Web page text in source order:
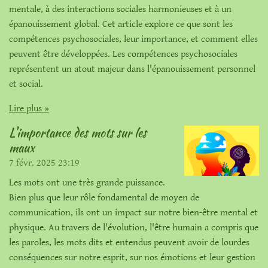
mentale, à des interactions sociales harmonieuses et à un
épanouissement global. Cet article explore ce que sont les
compétences psychosociales, leur importance, et comment elles
peuvent être développées. Les compétences psychosociales
représentent un atout majeur dans l'épanouissement personnel
et social.
Lire plus »
L'importance des mots sur les
maux
7 févr. 2025 23:19
Les mots ont une très grande puissance.
Bien plus que leur rôle fondamental de moyen de
communication, ils ont un impact sur notre bien-être mental et
physique. Au travers de l'évolution, l'être humain a compris que
les paroles, les mots dits et entendus peuvent avoir de lourdes
conséquences sur notre esprit, sur nos émotions et leur gestion